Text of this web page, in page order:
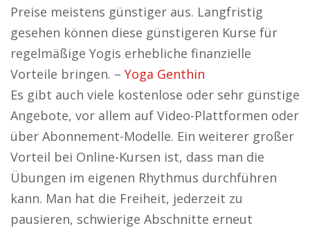
Preise meistens günstiger aus. Langfristig
gesehen können diese günstigeren Kurse für
regelmäßige Yogis erhebliche finanzielle
Vorteile bringen. – Yoga Genthin
Es gibt auch viele kostenlose oder sehr günstige
Angebote, vor allem auf Video-Plattformen oder
über Abonnement-Modelle. Ein weiterer großer
Vorteil bei Online-Kursen ist, dass man die
Übungen im eigenen Rhythmus durchführen
kann. Man hat die Freiheit, jederzeit zu
pausieren, schwierige Abschnitte erneut